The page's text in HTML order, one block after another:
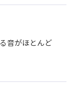
音がほとんど